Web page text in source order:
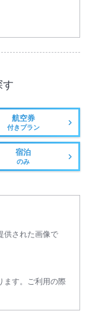
す
航空券
付きプラン
宿泊
のみ
供された画像で
ます。ご利用の際